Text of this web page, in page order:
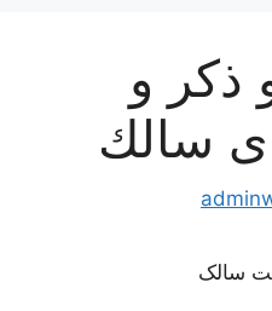
ذكر و
سالك
سالک